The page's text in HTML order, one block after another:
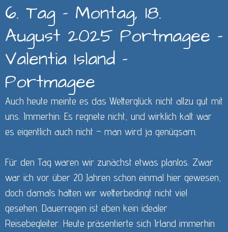
6. Tag - Montag, 18.
August 2025 Portmagee -
Valentia Island -
Portmagee
Auch heute meinte es das Wetterglück nicht allzu gut mit
uns. Immerhin: Es regnete nicht, und wirklich kalt war
es eigentlich auch nicht – man wird ja genügsam.
Für den Tag waren wir zunächst etwas planlos. Zwar
war ich vor über 20 Jahren schon einmal hier gewesen,
doch damals hatten wir wetterbedingt nicht viel
gesehen. Dauerregen ist eben kein idealer
Reisebegleiter. Heute präsentierte sich Irland immerhin